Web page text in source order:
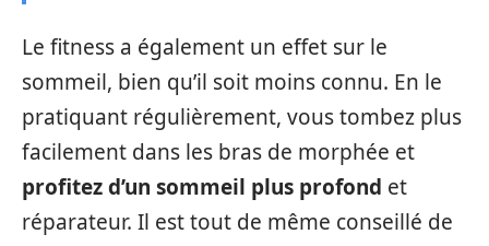
Le fitness a également un effet sur le
sommeil, bien qu’il soit moins connu. En le
pratiquant régulièrement, vous tombez plus
facilement dans les bras de morphée et
profitez d’un sommeil plus profond et
réparateur. Il est tout de même conseillé de